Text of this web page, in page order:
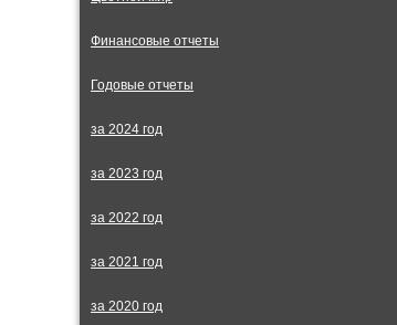
Финансовые отчеты
Годовые отчеты
за 2024 год
за 2023 год
за 2022 год
за 2021 год
за 2020 год